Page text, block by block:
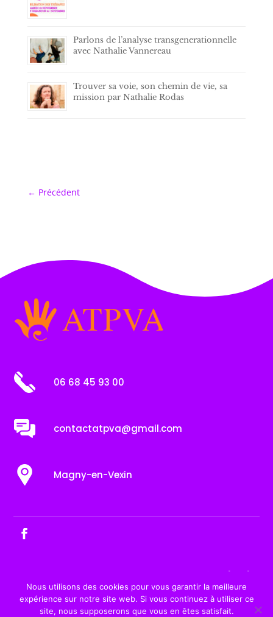
Parlons de l’analyse transgenerationnelle
avec Nathalie Vannereau
Trouver sa voie, son chemin de vie, sa
mission par Nathalie Rodas
← Précédent
06 68 45 93 00
contactatpva@gmail.com
Magny-en-Vexin
Mentions légales
Nous utilisons des cookies pour vous garantir la meilleure
expérience sur notre site web. Si vous continuez à utiliser ce
site, nous supposerons que vous en êtes satisfait.